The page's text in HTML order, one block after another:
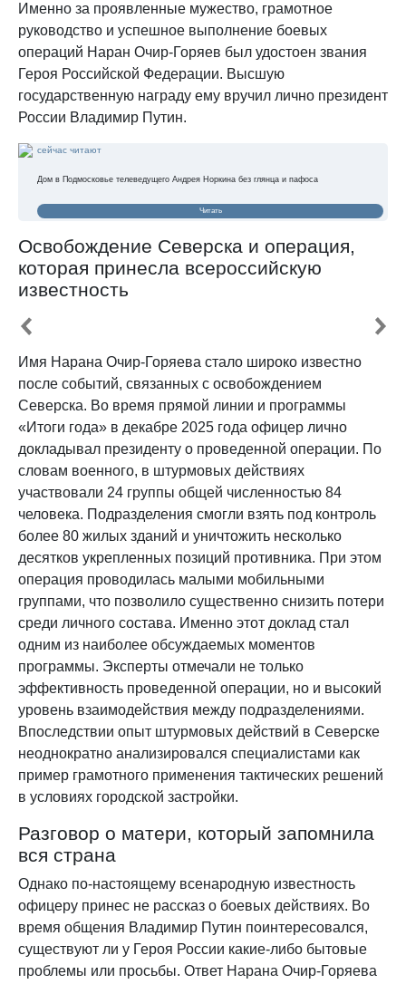
Именно за проявленные мужество, грамотное
руководство и успешное выполнение боевых
операций Наран Очир-Горяев был удостоен звания
Героя Российской Федерации. Высшую
государственную награду ему вручил лично президент
России Владимир Путин.
сейчас читают
Дом в Подмосковье телеведущего Андрея Норкина без глянца и пафоса
Читать
Освобождение Северска и операция,
которая принесла всероссийскую
известность
Имя Нарана Очир-Горяева стало широко известно
после событий, связанных с освобождением
Северска. Во время прямой линии и программы
«Итоги года» в декабре 2025 года офицер лично
докладывал президенту о проведенной операции. По
словам военного, в штурмовых действиях
участвовали 24 группы общей численностью 84
человека. Подразделения смогли взять под контроль
более 80 жилых зданий и уничтожить несколько
десятков укрепленных позиций противника. При этом
операция проводилась малыми мобильными
группами, что позволило существенно снизить потери
среди личного состава. Именно этот доклад стал
одним из наиболее обсуждаемых моментов
программы. Эксперты отмечали не только
эффективность проведенной операции, но и высокий
уровень взаимодействия между подразделениями.
Впоследствии опыт штурмовых действий в Северске
неоднократно анализировался специалистами как
пример грамотного применения тактических решений
в условиях городской застройки.
Разговор о матери, который запомнила
вся страна
Однако по-настоящему всенародную известность
офицеру принес не рассказ о боевых действиях. Во
время общения Владимир Путин поинтересовался,
существуют ли у Героя России какие-либо бытовые
проблемы или просьбы. Ответ Нарана Очир-Горяева